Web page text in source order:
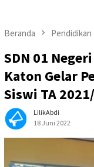
Beranda Pendidikan
SDN 01
Katon Gelar
Siswi TA
LilikAbdi
18 Juni 2022